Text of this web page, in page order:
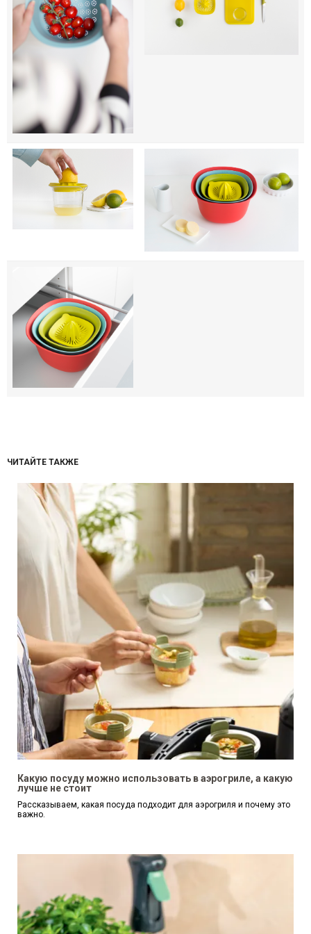
ЧИТАЙТЕ ТАКЖЕ
Какую посуду можно использовать в аэрогриле, а какую
лучше не стоит
Рассказываем, какая посуда подходит для аэрогриля и почему это
важно.